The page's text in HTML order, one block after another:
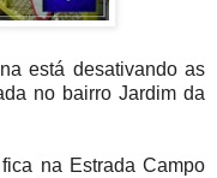
está desativando as
no bairro Jardim da
na Estrada Campo